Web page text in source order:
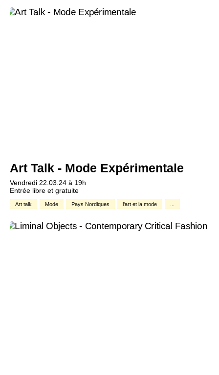
Art Talk - Mode Expérimentale
Vendredi 22.03.24 à 19h
Entrée libre et gratuite
Art talk Mode Pays Nordiques l'art et la mode ...